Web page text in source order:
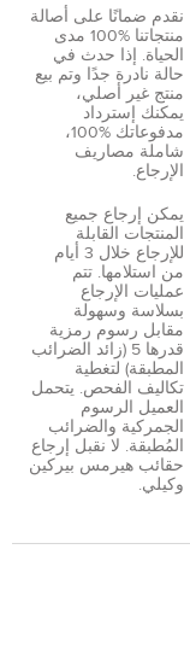
نقدم ضمانًا على أصالة
منتجاتنا %100 مدى
الحياة. إذا حدث في
حالة نادرة جدًا وتم بيع
منتج غير أصلي،
يمكنك إسترداد
مدفوعاتك %100،
شاملة مصاريف
الإرجاع.
يمكن إرجاع جميع
المنتجات القابلة
للإرجاع خلال 3 أيام
من استلامها. تتم
عمليات الإرجاع
بسلاسة وسهولة
مقابل رسوم رمزية
قدرها 5 (زائد الضرائب
المطبقة) لتغطية
تكاليف الفحص. يتحمل
العميل الرسوم
الجمركية والضرائب
المُطبقة. لا نقبل إرجاع
حقائب هيرمس بيركين
وكيلي.